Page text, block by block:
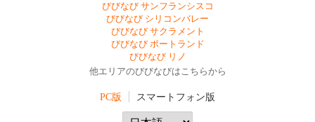
びびなび サンフランシスコ
びびなび シリコンバレー
びびなび サクラメント
びびなび ポートランド
びびなび リノ
他エリアのびびなびはこちらから
PC版 スマートフォン版